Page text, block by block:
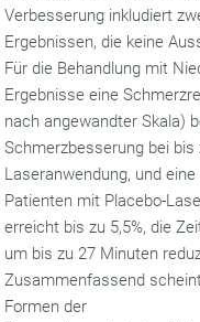
Verbesserung inkludiert
Ergebnissen, die keine
Für die Behandlung mit
Ergebnisse eine
nach angewandter Skala)
Schmerzbesserung bei bis
Laseranwendung, und
Patienten mit Placebo-
erreicht bis zu 5,5%, die
um bis zu 27 Minuten
Zusammenfassend
Formen der